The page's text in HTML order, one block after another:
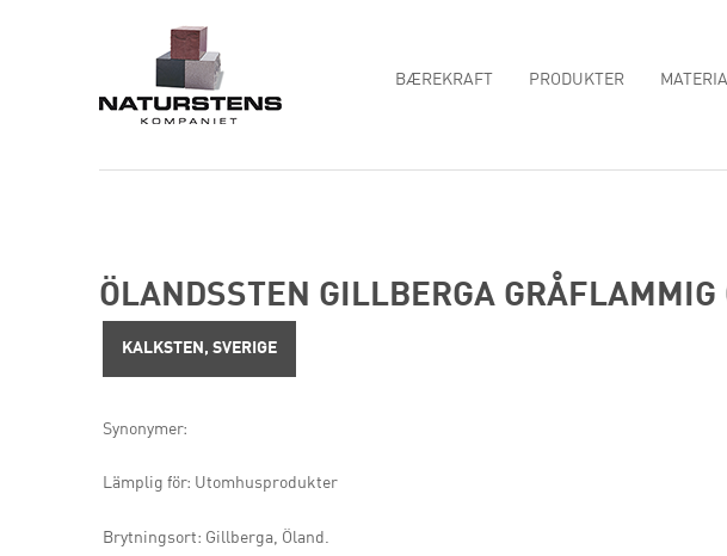
BÆREKRAFT PRODUKTER
ÖLANDSSTEN GILLBERGA GRÅFLAMMIG
KALKSTEN, SVERIGE
Synonymer:
Lämplig för: Utomhusprodukter
Brytningsort: Gillberga, Öland.